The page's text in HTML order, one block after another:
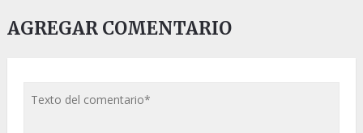
AGREGAR COMENTARIO